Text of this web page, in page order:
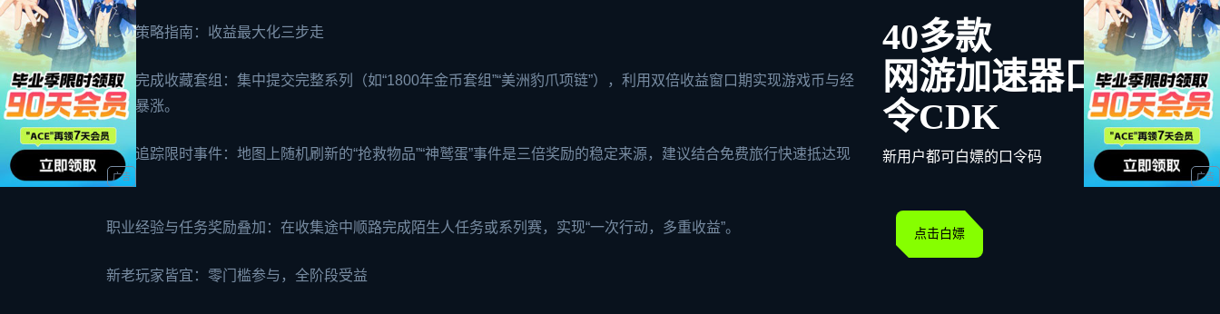
活动策略指南：收益最大化三步走
优先完成收藏套组：集中提交完整系列（如“1800年金币套组”“美洲豹爪项链”），利用双倍收益窗口期实现游戏币与经
验值暴涨。
每日追踪限时事件：地图上随机刷新的“抢救物品”“神鹫蛋”事件是三倍奖励的稳定来源，建议结合免费旅行快速抵达现
场。
职业经验与任务奖励叠加：在收集途中顺路完成陌生人任务或系列赛，实现“一次行动，多重收益”。
新老玩家皆宜：零门槛参与，全阶段受益
40多款
网游加速器口
令CDK
新用户都可白嫖的口令码
点击白嫖